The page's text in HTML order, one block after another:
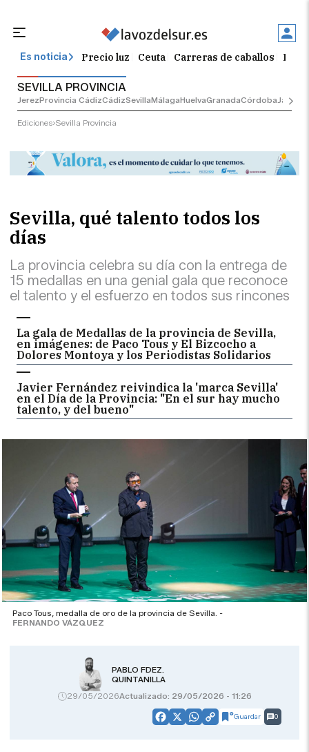
Es noticia Precio luz Ceuta Carreras de caballos
SEVILLA PROVINCIA
JerezProvincia CádizCádizSevillaMálagaHuelvaGranadaCórdobaJaén
Ediciones Sevilla Provincia
Sevilla, qué talento todos los
días
La provincia celebra su día con la entrega de
15 medallas en una genial gala que reconoce
el talento y el esfuerzo en todos sus rincones
La gala de Medallas de la provincia de Sevilla,
en imágenes: de Paco Tous y El Bizcocho a
Dolores Montoya y los Periodistas Solidarios
Javier Fernández reivindica la 'marca Sevilla'
en el Día de la Provincia: "En el sur hay mucho
talento, y del bueno"
Paco Tous, medalla de oro de la provincia de Sevilla. -
FERNANDO VÁZQUEZ
PABLO FDEZ.
QUINTANILLA
29/05/2026Actualizado: 29/05/2026 - 11:26
Facebook
X WhatsApp
CopyGuardar 0